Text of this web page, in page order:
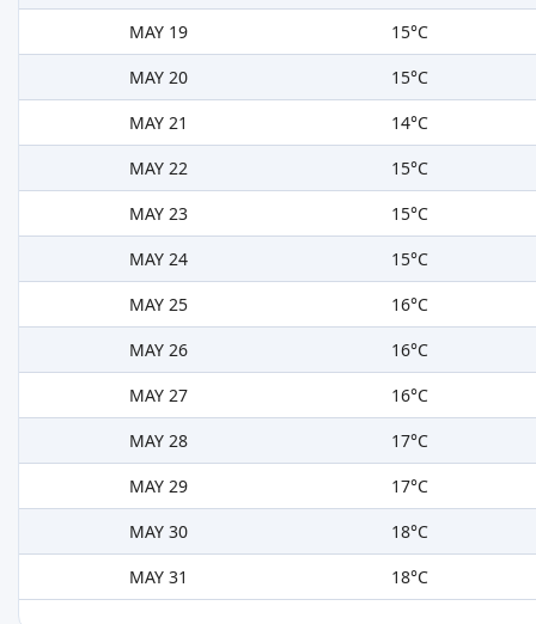
MAY 19
15°C
MAY 20
15°C
MAY 21
14°C
MAY 22
15°C
MAY 23
15°C
MAY 24
15°C
MAY 25
16°C
MAY 26
16°C
MAY 27
16°C
MAY 28
17°C
MAY 29
17°C
MAY 30
18°C
MAY 31
18°C